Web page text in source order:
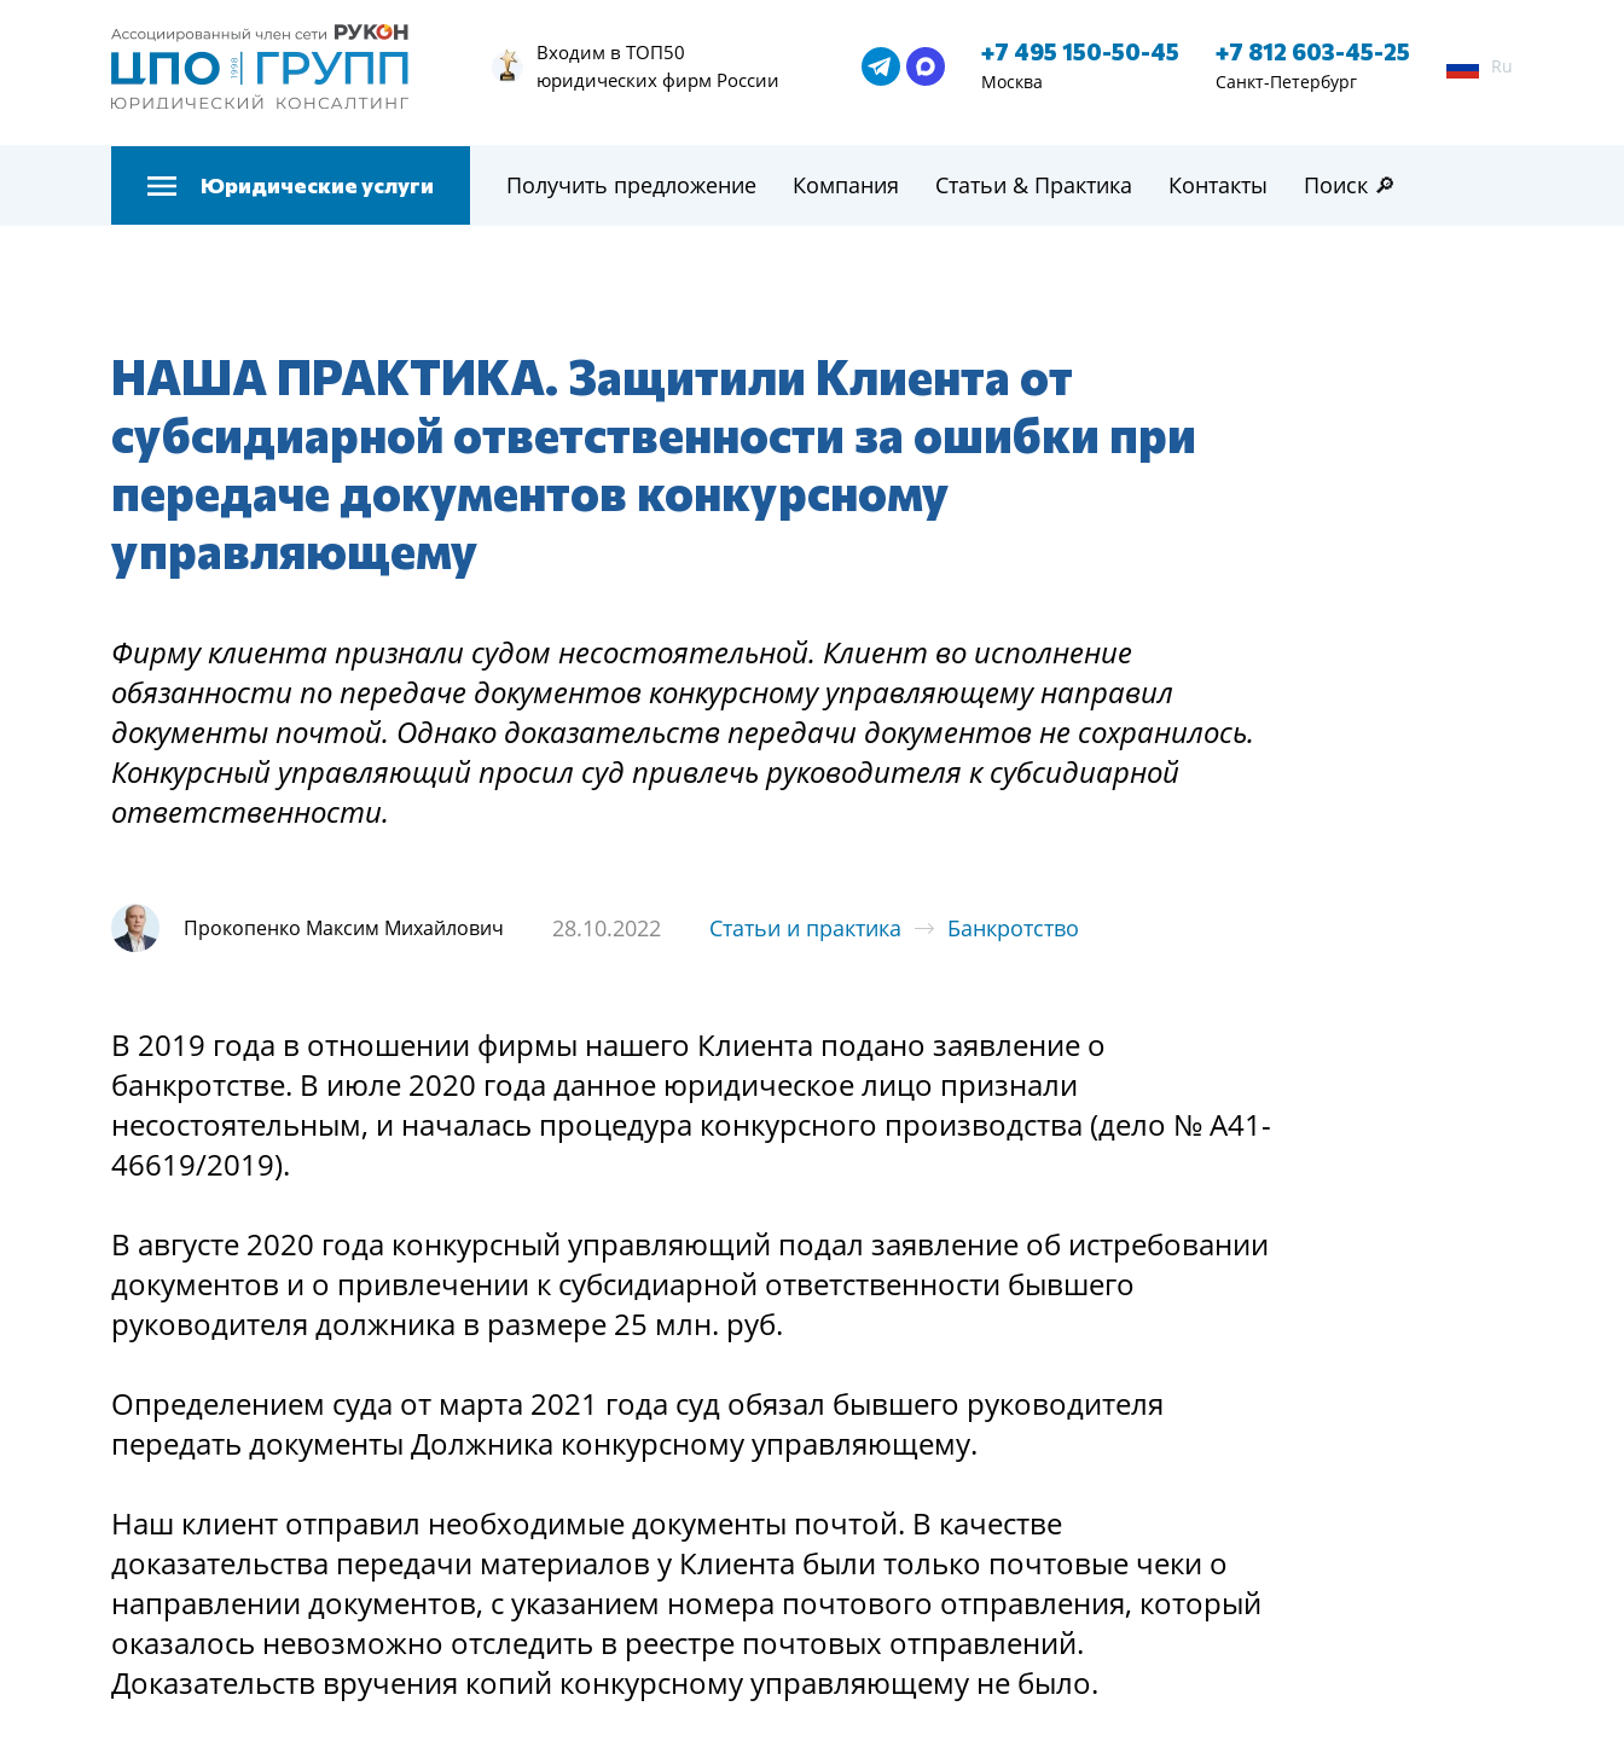
Входим в ТОП50
юридических фирм России
+7 495 150-50-45
Москва
+7 812 603-45-25
Санкт-Петербург
Ru
Юридические услуги Получить предложение Компания Статьи & Практика Контакты Поиск 🔎
НАША ПРАКТИКА. Защитили Клиента от
субсидиарной ответственности за ошибки при
передаче документов конкурсному
управляющему
Фирму клиента признали судом несостоятельной. Клиент во исполнение
обязанности по передаче документов конкурсному управляющему направил
документы почтой. Однако доказательств передачи документов не сохранилось.
Конкурсный управляющий просил суд привлечь руководителя к субсидиарной
ответственности.
Прокопенко Максим Михайлович 28.10.2022 Статьи и практика Банкротство
В 2019 года в отношении фирмы нашего Клиента подано заявление о
банкротстве. В июле 2020 года данное юридическое лицо признали
несостоятельным, и началась процедура конкурсного производства (дело № А41-
46619/2019).
В августе 2020 года конкурсный управляющий подал заявление об истребовании
документов и о привлечении к субсидиарной ответственности бывшего
руководителя должника в размере 25 млн. руб.
Определением суда от марта 2021 года суд обязал бывшего руководителя
передать документы Должника конкурсному управляющему.
Наш клиент отправил необходимые документы почтой. В качестве
доказательства передачи материалов у Клиента были только почтовые чеки о
направлении документов, с указанием номера почтового отправления, который
оказалось невозможно отследить в реестре почтовых отправлений.
Доказательств вручения копий конкурсному управляющему не было.